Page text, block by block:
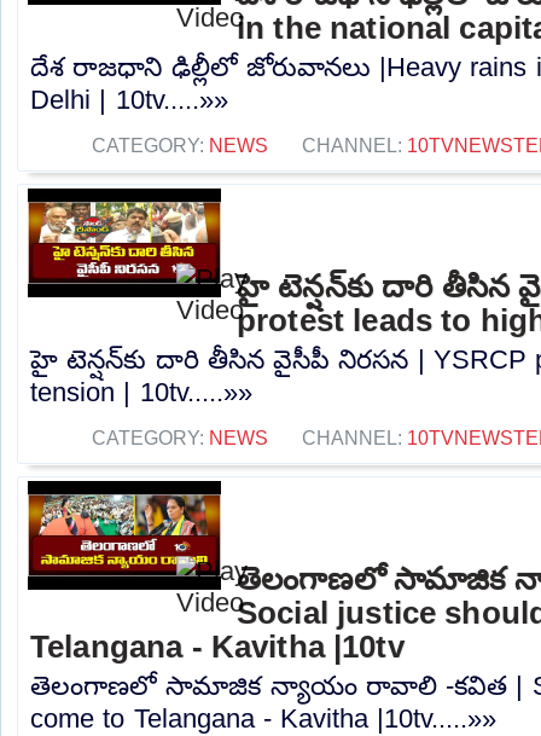
in the national
దేశ రాజధాని ఢిల్లీలో జోరువానలు |Heavy rains
Delhi | 10tv.....»»
CATEGORY: NEWS CHANNEL:
హై టెన్షన్‌కు దారి తీసిన
protest leads to
హై టెన్షన్‌కు దారి తీసిన వైసీపీ నిరసన | YSRCP
tension | 10tv.....»»
CATEGORY: NEWS CHANNEL:
తెలంగాణలో సామాజిక
Social justice
Telangana - Kavitha |10tv
తెలంగాణలో సామాజిక న్యాయం రావాలి -కవిత |
come to Telangana - Kavitha |10tv.....»»